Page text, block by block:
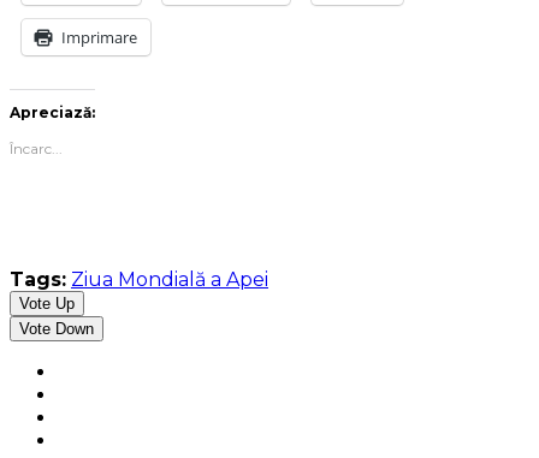
Imprimare
Apreciază:
Încarc...
Tags: Ziua Mondială a Apei
Vote Up
Vote Down